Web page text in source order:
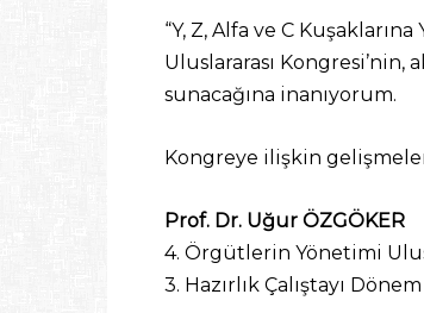
“Y, Z, Alfa ve C
Uluslararası
sunacağına inanıyorum.
Kongreye ilişkin
Prof. Dr. Uğur ÖZGÖKER
4. Örgütlerin Yönetimi
3. Hazırlık Çalıştayı